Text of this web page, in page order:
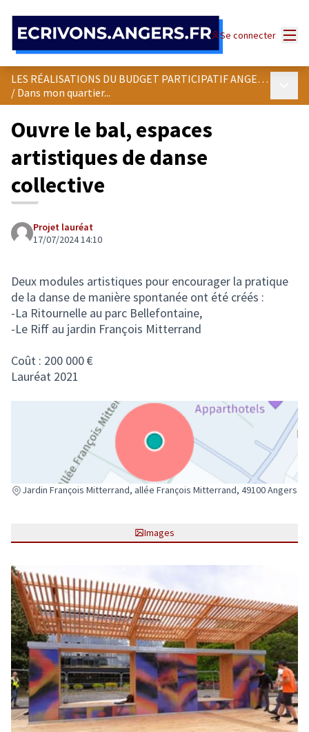
Se connecter
LES RÉALISATIONS DU BUDGET PARTICIPATIF ANGEVIN
/ Dans mon quartier...
Ouvre le bal, espaces
artistiques de danse
collective
Projet lauréat
17/07/2024 14:10
Deux modules artistiques pour encourager la pratique
de la danse de manière spontanée ont été créés :
-La Ritournelle au parc Bellefontaine,
-Le Riff au jardin François Mitterrand
Coût : 200 000 €
Lauréat 2021
Jardin François Mitterrand, allée François Mitterrand, 49100 Angers
(Lien externe)
Images